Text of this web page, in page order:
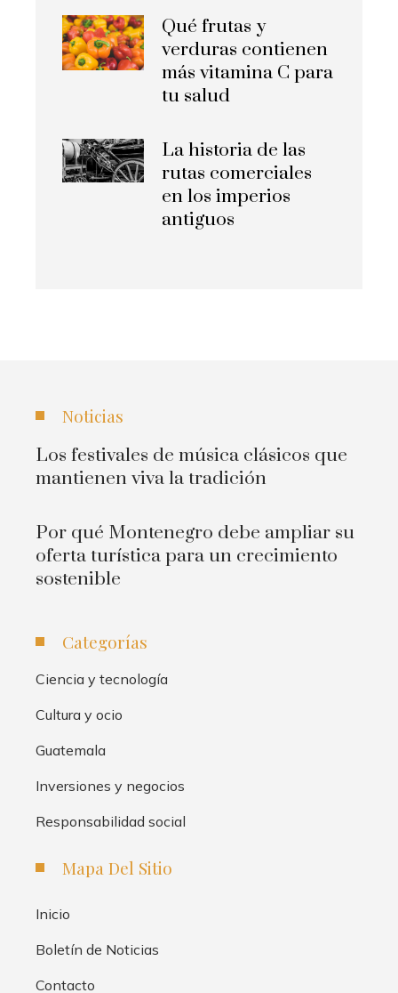
Qué frutas y
verduras contienen
más vitamina C para
tu salud
La historia de las
rutas comerciales
en los imperios
antiguos
Noticias
Los festivales de música clásicos que
mantienen viva la tradición
Por qué Montenegro debe ampliar su
oferta turística para un crecimiento
sostenible
Categorías
Ciencia y tecnología
Cultura y ocio
Guatemala
Inversiones y negocios
Responsabilidad social
Mapa Del Sitio
Inicio
Boletín de Noticias
Contacto